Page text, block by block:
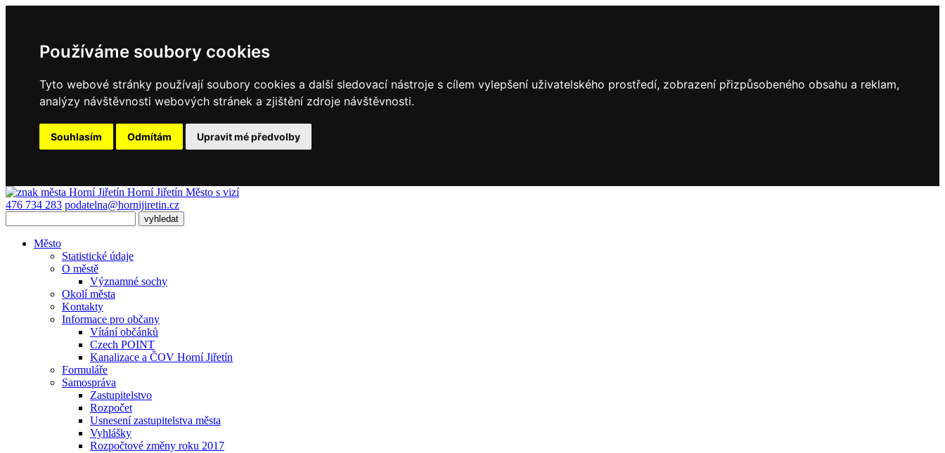
Používáme soubory cookies
Tyto webové stránky používají soubory cookies a další sledovací nástroje s cílem vylepšení uživatelského prostředí, zobrazení přizpůsobeného obsahu a reklam,
analýzy návštěvnosti webových stránek a zjištění zdroje návštěvnosti.
Souhlasím Odmítám Upravit mé předvolby
Horní Jiřetín Město s vizí
476 734 283 podatelna@hornijiretin.cz
Město
Statistické údaje
O městě
Významné sochy
Okolí města
Kontakty
Informace pro občany
Vítání občánků
Czech POINT
Kanalizace a ČOV Horní Jiřetín
Formuláře
Samospráva
Zastupitelstvo
Rozpočet
Usnesení zastupitelstva města
Vyhlášky
Rozpočtové změny roku 2017